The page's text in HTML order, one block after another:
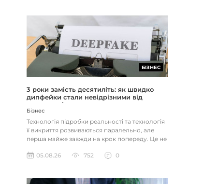
БІЗНЕС
3 роки замість десятиліть: як швидко
дипфейки стали невідрізними від
реальності
Бізнес
Технологія підробки реальності та технологія
її викриття розвиваються паралельно, але
перша майже завжди на крок попереду. Це не
05.08.26
752 0